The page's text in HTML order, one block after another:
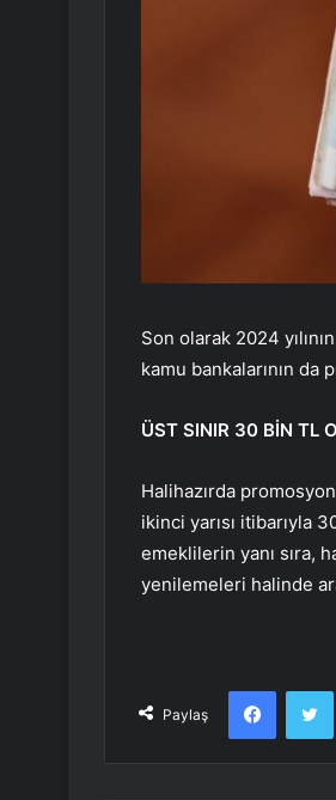
Son olarak 2024
kamu bankalarının
ÜST SINIR 30 BİN TL
Halihazırda
ikinci yarısı itibarıyla
emeklilerin yanı sıra,
yenilemeleri halinde
Paylaş